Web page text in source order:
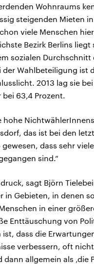
Wohnraums
steigenden Mieten
viele Menschen
Bezirk Berlins liegt
sozialen Durchschnitt
der Wahlbeteiligung ist
2013 lag sie bei
63,4 Prozent.
hohe
das ist bei den
dass sehr
sind.“
sagt Björn
in Gebieten, in denen
in einer
Enttäuschung von
ist, dass die
verbessern, oft
allgemein als ‚die